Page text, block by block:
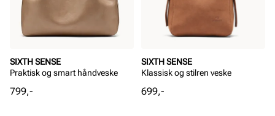
SIXTH SENSE
Praktisk og smart håndveske
Pris
799,-
SIXTH SENSE
Klassisk og stilren veske
Pris
699,-